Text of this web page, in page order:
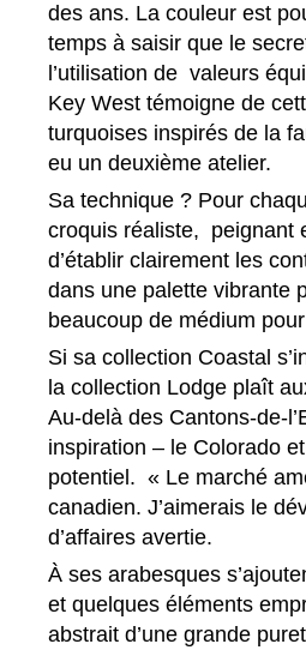
des ans. La couleur est
temps à saisir que le
l’utilisation de valeurs
Key West témoigne de
turquoises inspirés de la
eu un deuxième atelier.
Sa technique ? Pour
croquis réaliste, peignant
d’établir clairement les
dans une palette vibrante
beaucoup de médium
Si sa collection Coastal
la collection Lodge plaît
Au-delà des Cantons-de-
inspiration – le Colorado
potentiel. « Le marché
canadien. J’aimerais le
d’affaires avertie.
À ses arabesques
et quelques éléments
abstrait d’une grande